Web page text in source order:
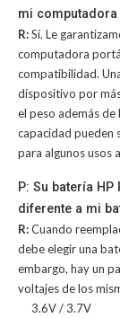
mi
R:Sí. Le
computadora
compatibilidad.
dispositivo por
el peso además de
capacidad pueden
para algunos usos
P: Su batería
diferente a mi
R:Cuando
debe elegir una
embargo, hay un
voltajes de los
3.6V / 3.7V